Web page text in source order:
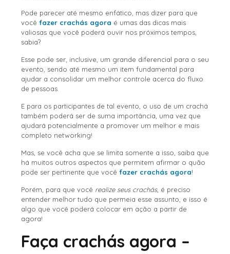
Pode parecer até mesmo enfático, mas dizer para que
você fazer crachás agora é umas das dicas mais
valiosas que você poderá ouvir nos próximos tempos,
sabia?
Esse pode ser, inclusive, um grande diferencial para o seu
evento, sendo até mesmo um item fundamental para
ajudar a consolidar um melhor controle acerca do fluxo
de pessoas.
E para os participantes de tal evento, o uso de um crachá
também poderá ser de suma importância, uma vez que
ajudará potencialmente a promover um melhor e mais
completo networking!
Mas, se você acha que se limita somente a isso, saiba que
há muitos outros aspectos que permitem afirmar o quão
pode ser pertinente que você fazer crachás agora!
Porém, para que você realize seus crachás, é preciso
entender melhor tudo que permeia esse assunto, e isso é
algo que você poderá colocar em ação a partir de
agora!
Faça crachás agora –